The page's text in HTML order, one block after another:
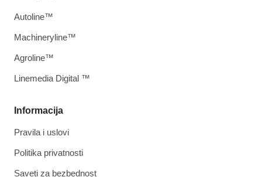
Informacija
Pravila i uslovi
Politika privatnosti
Saveti za bezbednost
Autoline™
Machineryline™
Agroline™
Linemedia Digital ™